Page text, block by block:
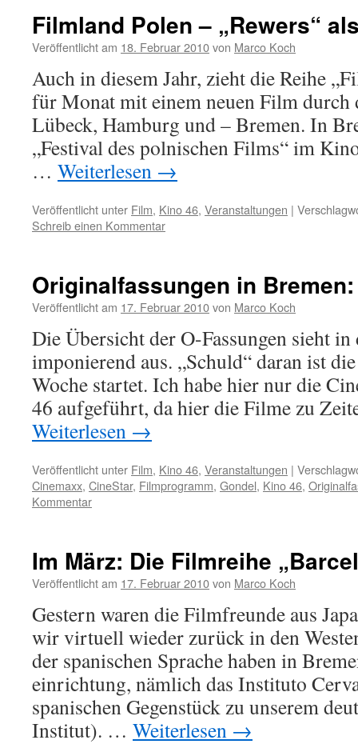
Filmland Polen – „Rewers“
Veröffentlicht am 18. Februar 2010von Marco Koch
Auch in diesem Jahr, zieht die Reihe
für Monat mit einem neuen Film durch
Lübeck, Hamburg und – Bremen. In
„Festival des polnischen Films“ im
… Weiterlesen →
Veröffentlicht unter Film, Kino 46, Veranstaltungen |
Schreib einen Kommentar
Originalfassungen in Bremen:
Veröffentlicht am 17. Februar 2010von Marco Koch
Die Übersicht der O-Fassungen sieht
imponierend aus. „Schuld“ daran ist
Woche startet. Ich habe hier nur die
46 aufgeführt, da hier die Filme zu
Weiterlesen →
Veröffentlicht unter Film, Kino 46, Veranstaltungen |
Cinemaxx, CineStar, Filmprogramm, Gondel, Kino 46,
Kommentar
Im März: Die Filmreihe
Veröffentlicht am 17. Februar 2010von Marco Koch
Gestern waren die Filmfreunde aus
wir virtuell wieder zurück in den
der spanischen Sprache haben in
einrichtung, nämlich das Instituto
spanischen Gegenstück zu unserem
Institut). … Weiterlesen →